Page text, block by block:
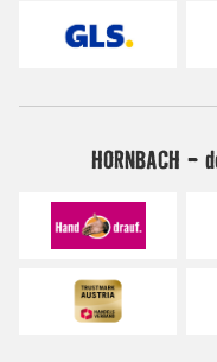
HORNBACH